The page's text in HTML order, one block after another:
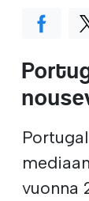
vuonna